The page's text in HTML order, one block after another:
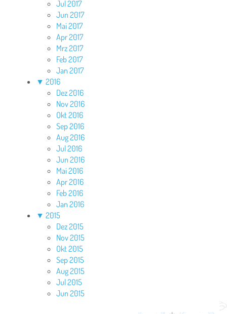
Jul 2017
Jun 2017
Mai 2017
Apr 2017
Mrz 2017
Feb 2017
Jan 2017
▼ 2016
Dez 2016
Nov 2016
Okt 2016
Sep 2016
Aug 2016
Jul 2016
Jun 2016
Mai 2016
Apr 2016
Feb 2016
Jan 2016
▼ 2015
Dez 2015
Nov 2015
Okt 2015
Sep 2015
Aug 2015
Jul 2015
Jun 2015